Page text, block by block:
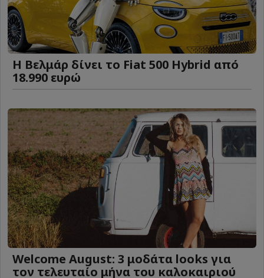
Η Βελμάρ δίνει το Fiat 500 Hybrid από
18.990 ευρώ
Welcome August: 3 μοδάτα looks για
τον τελευταίο μήνα του καλοκαιριού